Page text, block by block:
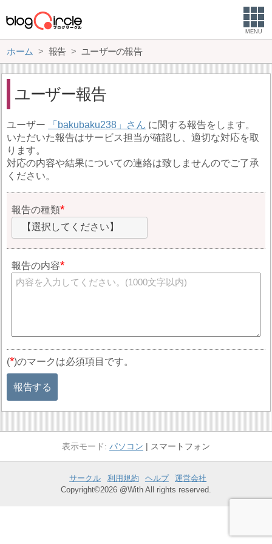
MENU
ホーム 報告 ユーザーの報告
ユーザー報告
ユーザー bakubaku238
に関する報告をします。
いただいた報告はサービス担当が確認し、適切な対応を取
ります。
対応の内容や結果についての連絡は致しませんのでご了承
ください。
報告の種類
【選択してください】
報告の内容
(*)のマークは必須項目です。
報告する
パソコン スマートフォン
サークル 利用規約 ヘルプ
運営会社
Copyright©2026 @With All rights reserved.